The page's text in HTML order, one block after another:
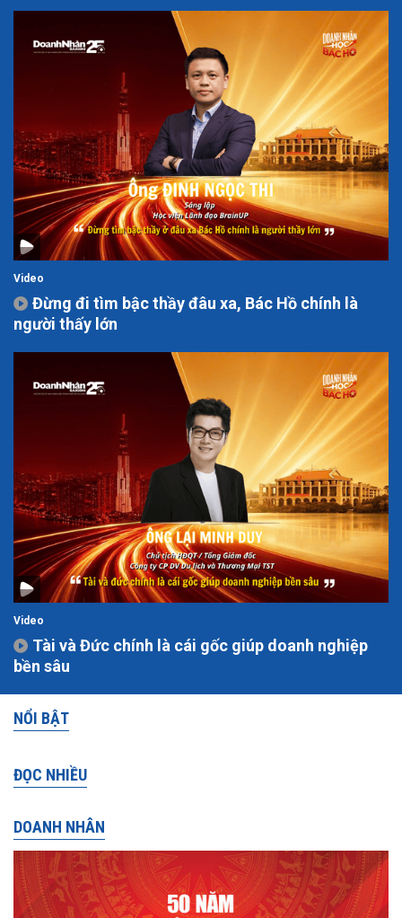
Video
Đừng đi tìm bậc thầy đâu xa, Bác Hồ chính là
người thấy lớn
Video
Tài và Đức chính là cái gốc giúp doanh nghiệp
bền sâu
NỔI BẬT
ĐỌC NHIỀU
DOANH NHÂN